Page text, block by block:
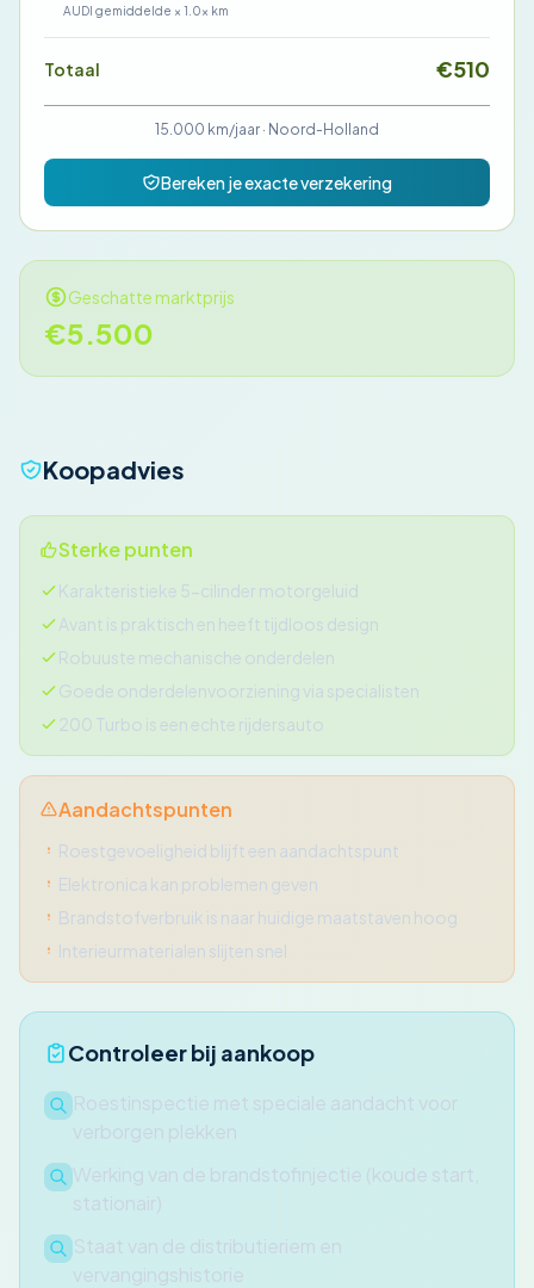
AUDI gemiddelde × 1.0× km
Totaal €510
15.000 km/jaar · Noord-Holland
Bereken je exacte verzekering
Geschatte marktprijs
€5.500
Koopadvies
Sterke punten
Karakteristieke 5-cilinder motorgeluid
Avant is praktisch en heeft tijdloos design
Robuuste mechanische onderdelen
Goede onderdelenvoorziening via specialisten
200 Turbo is een echte rijdersauto
Aandachtspunten
Roestgevoeligheid blijft een aandachtspunt
Elektronica kan problemen geven
Brandstofverbruik is naar huidige maatstaven hoog
Interieurmaterialen slijten snel
Controleer bij aankoop
Roestinspectie met speciale aandacht voor
verborgen plekken
Werking van de brandstofinjectie (koude start,
stationair)
Staat van de distributieriem en
vervangingshistorie